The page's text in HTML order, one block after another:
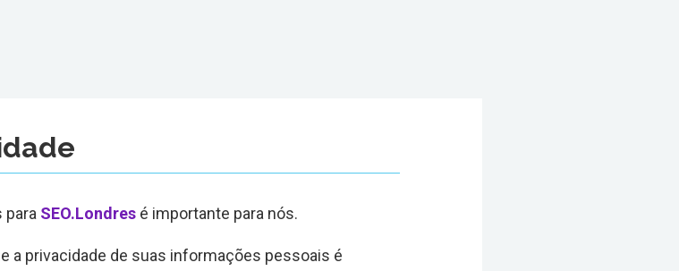
para SEO.Londres é importante para nós.
a privacidade de suas informações pessoais é